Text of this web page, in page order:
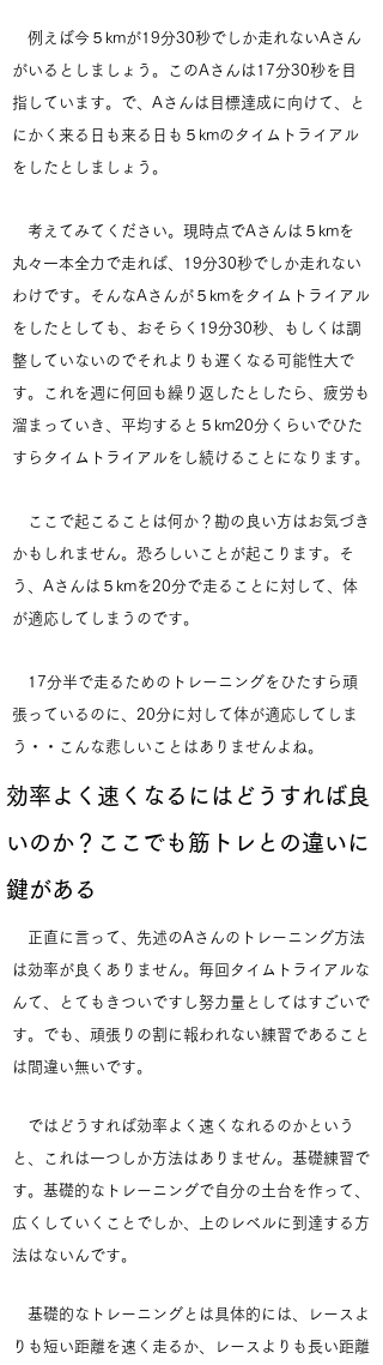
例えば今５kmが19分30秒でしか走れないAさん
がいるとしましょう。このAさんは17分30秒を目
指しています。で、Aさんは目標達成に向けて、と
にかく来る日も来る日も５kmのタイムトライアル
をしたとしましょう。
考えてみてください。現時点でAさんは５kmを
丸々一本全力で走れば、19分30秒でしか走れない
わけです。そんなAさんが５kmをタイムトライアル
をしたとしても、おそらく19分30秒、もしくは調
整していないのでそれよりも遅くなる可能性大で
す。これを週に何回も繰り返したとしたら、疲労も
溜まっていき、平均すると５km20分くらいでひた
すらタイムトライアルをし続けることになります。
ここで起こることは何か？勘の良い方はお気づき
かもしれません。恐ろしいことが起こります。そ
う、Aさんは５kmを20分で走ることに対して、体
が適応してしまうのです。
17分半で走るためのトレーニングをひたすら頑
張っているのに、20分に対して体が適応してしま
う・・こんな悲しいことはありませんよね。
効率よく速くなるにはどうすれば良
いのか？ここでも筋トレとの違いに
鍵がある
正直に言って、先述のAさんのトレーニング方法
は効率が良くありません。毎回タイムトライアルな
んて、とてもきついですし努力量としてはすごいで
す。でも、頑張りの割に報われない練習であること
は間違い無いです。
ではどうすれば効率よく速くなれるのかという
と、これは一つしか方法はありません。基礎練習で
す。基礎的なトレーニングで自分の土台を作って、
広くしていくことでしか、上のレベルに到達する方
法はないんです。
基礎的なトレーニングとは具体的には、レースよ
りも短い距離を速く走るか、レースよりも長い距離